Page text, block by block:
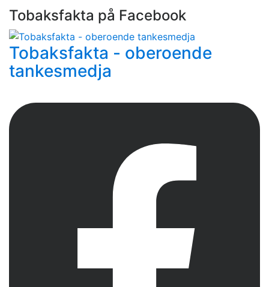
Tobaksfakta på Facebook
Tobaksfakta - oberoende
tankesmedja